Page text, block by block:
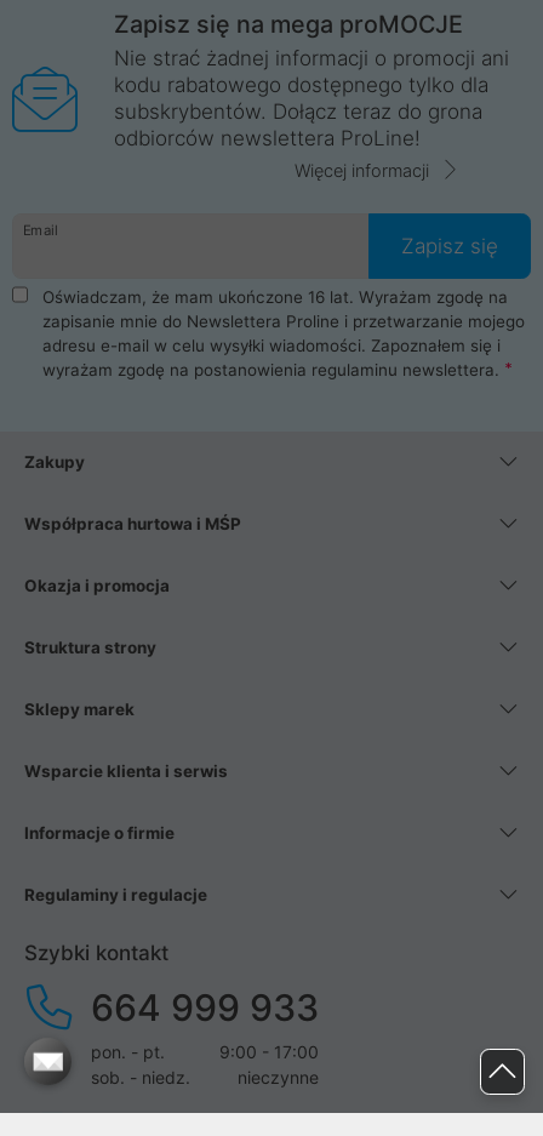
Zapisz się na mega proMOCJE
Nie strać żadnej informacji o promocji ani
kodu rabatowego dostępnego tylko dla
subskrybentów. Dołącz teraz do grona
odbiorców newslettera ProLine!
Więcej informacji
Email
Zapisz się
Oświadczam, że mam ukończone 16 lat. Wyrażam zgodę na
zapisanie mnie do Newslettera Proline i przetwarzanie mojego
adresu e-mail w celu wysyłki wiadomości. Zapoznałem się i
wyrażam zgodę na postanowienia regulaminu newslettera.
Zakupy
Współpraca hurtowa i MŚP
Okazja i promocja
Struktura strony
Sklepy marek
Wsparcie klienta i serwis
Informacje o firmie
Regulaminy i regulacje
Szybki kontakt
664 999 933
pon. - pt.
9:00 - 17:00
sob. - niedz.
nieczynne